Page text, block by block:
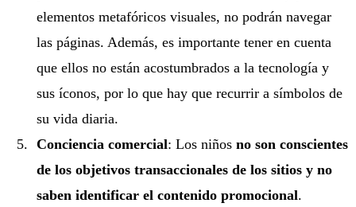
elementos metafóricos visuales, no podrán navegar
las páginas. Además, es importante tener en cuenta
que ellos no están acostumbrados a la tecnología y
sus íconos, por lo que hay que recurrir a símbolos de
su vida diaria.
Conciencia comercial: Los niñosno son conscientes
de los objetivos transaccionales de los sitios y no
saben identificar el contenido promocional.